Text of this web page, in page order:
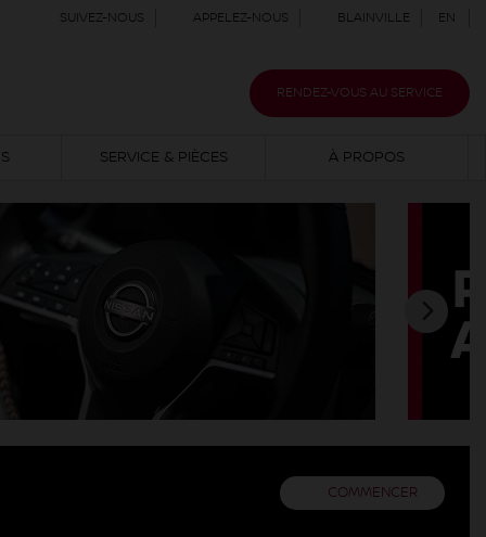
SUIVEZ-NOUS APPELEZ-NOUS BLAINVILLE EN
RENDEZ-VOUS AU SERVICE
SERVICE & PIÈCES À PROPOS
COMMENCER